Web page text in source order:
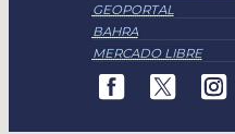
GEOPORTAL
BAHRA
MERCADO LIBRE